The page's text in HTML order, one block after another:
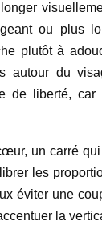
ou plus
plutôt à
autour du
de liberté, car
un carré
les
éviter une
la